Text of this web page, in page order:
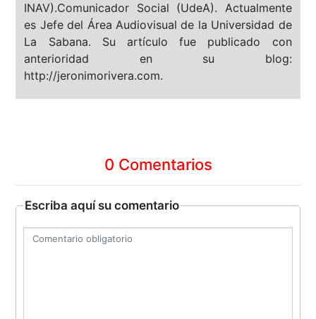
INAV).Comunicador Social (UdeA). Actualmente
es Jefe del Área Audiovisual de la Universidad de
La Sabana. Su artículo fue publicado con
anterioridad en su blog:
http://jeronimorivera.com.
0 Comentarios
Escriba aquí su comentario